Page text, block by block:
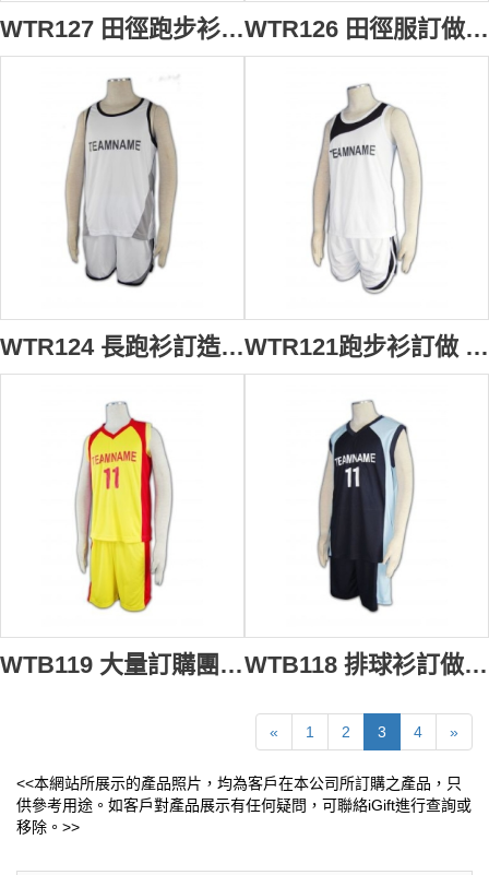
WTR127 田徑跑步衫訂造 田徑跑步衫製造商 學界 田徑跑步衫工廠 粉藍色 WTR126 田徑服訂做 田徑服印製 香港波衫鋪 球隊波衫 黃色
WTR124 長跑衫訂造 長跑衫製作 白色 WTR121跑步衫訂做 波衫鋪 波衫 印字 跑步衫製造商 hk 白色
WTB119 大量訂購團體球衣 訂做足球制服套裝 V領 田徑服套裝供應商 WTB118 排球衫訂做 排球衫印字 波衫 旺角 寶藍色衣服褲子撞色粉藍色
« 1 2 3 4 »
<<本網站所展示的產品照片，均為客戶在本公司所訂購之產品，只
供參考用途。如客戶對產品展示有任何疑問，可聯絡iGift進行查詢或
移除。>>